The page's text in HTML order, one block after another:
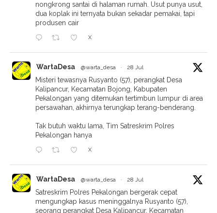
nongkrong santai di halaman rumah. Usut punya usut,
dua koplak ini ternyata bukan sekadar pemakai, tapi
produsen cair
X
WartaDesa @warta_desa · 28 Jul
Misteri tewasnya Rusyanto (57), perangkat Desa
Kalipancur, Kecamatan Bojong, Kabupaten
Pekalongan yang ditemukan tertimbun lumpur di area
persawahan, akhirnya terungkap terang-benderang.
Tak butuh waktu lama, Tim Satreskrim Polres
Pekalongan hanya
X
WartaDesa @warta_desa · 28 Jul
Satreskrim Polres Pekalongan bergerak cepat
mengungkap kasus meninggalnya Rusyanto (57),
seorang perangkat Desa Kalipancur, Kecamatan